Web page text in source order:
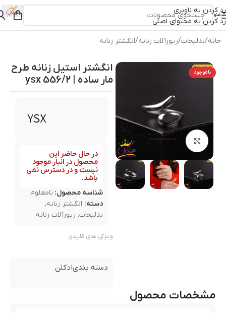
رد کردن به ناوبری
رد کردن به محتوای اصلی
منو
خانه/بدلیجات/زیورآلات زنانه/انگشتر زنانه
ناموجود
بزرگنمایی تصویر
انگشتر استیل زنانه طرح
مار ساده | ysx 556/2
در حال حاضر این
محصول در انبار موجود
نیست و در دسترس نمی
باشد.
شناسه محصول: نامعلوم
دسته: انگشتر زنانه,
بدلیجات, زیورآلات زنانه
ویژگی های کلیدی
دسته بندیادکلن
مشخصات محصول